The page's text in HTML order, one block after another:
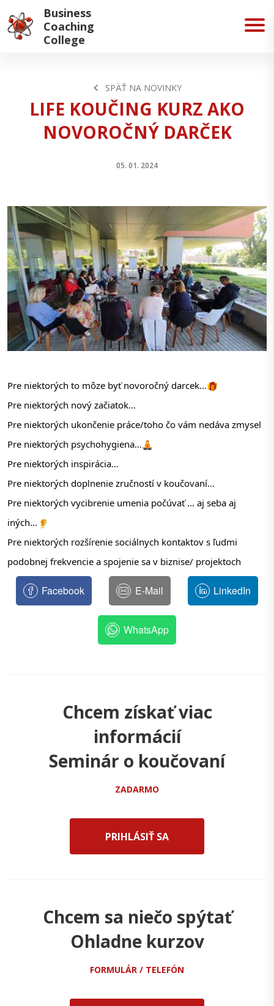
Business
Coaching
College
SPÄŤ NA NOVINKY
LIFE KOUČING KURZ AKO
NOVOROČNÝ DARČEK
05. 01. 2024
Pre niektorých to môze byť novoročný darcek…
Pre niektorých nový začiatok…
Pre niektorých ukončenie práce/toho čo vám nedáva zmysel
Pre niektorých psychohygiena…
Pre niektorých inspirácia…
Pre niektorých doplnenie zručností v koučovaní…
Pre niektorých vycibrenie umenia počúvať … aj seba aj
iných…
Pre niektorých rozšírenie sociálnych kontaktov s ľudmi
podobnej frekvencie a spojenie sa v biznise/ projektoch
Facebook E-Mail LinkedIn
WhatsApp
Chcem získať viac
informácií
Seminár o koučovaní
ZADARMO
PRIHLÁSIŤ SA
Chcem sa niečo spýtať
Ohladne kurzov
FORMULÁR / TELEFÓN